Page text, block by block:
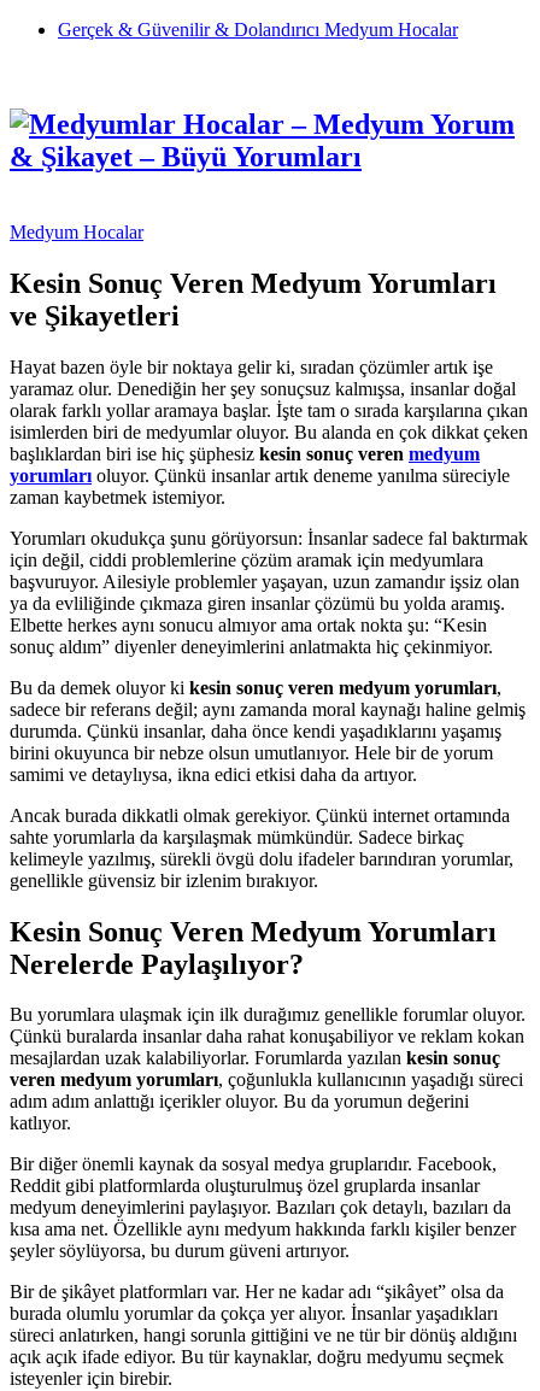
Gerçek & Güvenilir & Dolandırıcı Medyum Hocalar
Medyum Hocalar
Kesin Sonuç Veren Medyum Yorumları
ve Şikayetleri
Hayat bazen öyle bir noktaya gelir ki, sıradan çözümler artık işe
yaramaz olur. Denediğin her şey sonuçsuz kalmışsa, insanlar doğal
olarak farklı yollar aramaya başlar. İşte tam o sırada karşılarına çıkan
isimlerden biri de medyumlar oluyor. Bu alanda en çok dikkat çeken
başlıklardan biri ise hiç şüphesiz kesin sonuç veren medyum
yorumları oluyor. Çünkü insanlar artık deneme yanılma süreciyle
zaman kaybetmek istemiyor.
Yorumları okudukça şunu görüyorsun: İnsanlar sadece fal baktırmak
için değil, ciddi problemlerine çözüm aramak için medyumlara
başvuruyor. Ailesiyle problemler yaşayan, uzun zamandır işsiz olan
ya da evliliğinde çıkmaza giren insanlar çözümü bu yolda aramış.
Elbette herkes aynı sonucu almıyor ama ortak nokta şu: “Kesin
sonuç aldım” diyenler deneyimlerini anlatmakta hiç çekinmiyor.
Bu da demek oluyor ki kesin sonuç veren medyum yorumları,
sadece bir referans değil; aynı zamanda moral kaynağı haline gelmiş
durumda. Çünkü insanlar, daha önce kendi yaşadıklarını yaşamış
birini okuyunca bir nebze olsun umutlanıyor. Hele bir de yorum
samimi ve detaylıysa, ikna edici etkisi daha da artıyor.
Ancak burada dikkatli olmak gerekiyor. Çünkü internet ortamında
sahte yorumlarla da karşılaşmak mümkündür. Sadece birkaç
kelimeyle yazılmış, sürekli övgü dolu ifadeler barındıran yorumlar,
genellikle güvensiz bir izlenim bırakıyor.
Kesin Sonuç Veren Medyum Yorumları
Nerelerde Paylaşılıyor?
Bu yorumlara ulaşmak için ilk durağımız genellikle forumlar oluyor.
Çünkü buralarda insanlar daha rahat konuşabiliyor ve reklam kokan
mesajlardan uzak kalabiliyorlar. Forumlarda yazılan kesin sonuç
veren medyum yorumları, çoğunlukla kullanıcının yaşadığı süreci
adım adım anlattığı içerikler oluyor. Bu da yorumun değerini
katlıyor.
Bir diğer önemli kaynak da sosyal medya gruplarıdır. Facebook,
Reddit gibi platformlarda oluşturulmuş özel gruplarda insanlar
medyum deneyimlerini paylaşıyor. Bazıları çok detaylı, bazıları da
kısa ama net. Özellikle aynı medyum hakkında farklı kişiler benzer
şeyler söylüyorsa, bu durum güveni artırıyor.
Bir de şikâyet platformları var. Her ne kadar adı “şikâyet” olsa da
burada olumlu yorumlar da çokça yer alıyor. İnsanlar yaşadıkları
süreci anlatırken, hangi sorunla gittiğini ve ne tür bir dönüş aldığını
açık açık ifade ediyor. Bu tür kaynaklar, doğru medyumu seçmek
isteyenler için birebir.